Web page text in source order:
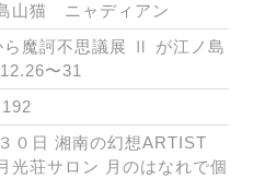
山猫 ニャディアン
魔訶不思議展 Ⅱ が江ノ島
〜31
０日 湘南の幻想ARTIST
光荘サロン 月のはなれで個